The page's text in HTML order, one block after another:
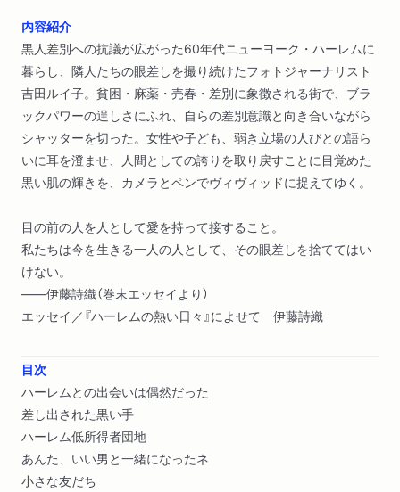
内容紹介
黒人差別への抗議が広がった60年代ニューヨーク・ハーレムに
暮らし、隣人たちの眼差しを撮り続けたフォトジャーナリスト
吉田ルイ子。貧困・麻薬・売春・差別に象徴される街で、ブラ
ックパワーの逞しさにふれ、自らの差別意識と向き合いながら
シャッターを切った。女性や子ども、弱き立場の人びとの語ら
いに耳を澄ませ、人間としての誇りを取り戻すことに目覚めた
黒い肌の輝きを、カメラとペンでヴィヴィッドに捉えてゆく。
目の前の人を人として愛を持って接すること。
私たちは今を生きる一人の人として、その眼差しを捨ててはい
けない。
――伊藤詩織（巻末エッセイより）
エッセイ／『ハーレムの熱い日々』によせて 伊藤詩織
目次
ハーレムとの出会いは偶然だった
差し出された黒い手
ハーレム低所得者団地
あんた、いい男と一緒になったネ
小さな友だち